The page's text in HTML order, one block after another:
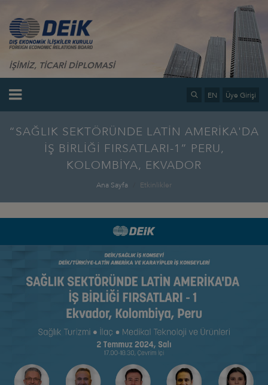
İŞİMİZ, TİCARİ DİPLOMASİ
EN Üye Girişi
“SAĞLIK SEKTÖRÜNDE LATİN AMERİKA'DA
İŞ BİRLİĞİ FIRSATLARI-1” PERU,
KOLOMBİYA, EKVADOR
Ana Sayfa Etkinlikler